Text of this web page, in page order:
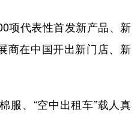
代表性首发新产品、新
商在中国开出新门店、新
、“空中出租车”载人真